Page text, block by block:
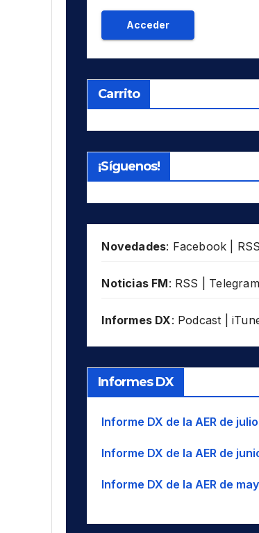
Carrito
¡Síguenos!
Novedades: Facebook RSS
Noticias FM: RSS Telegram
Informes DX: Podcast
Informes DX
Informe DX de la AER de
Informe DX de la AER de
Informe DX de la AER de